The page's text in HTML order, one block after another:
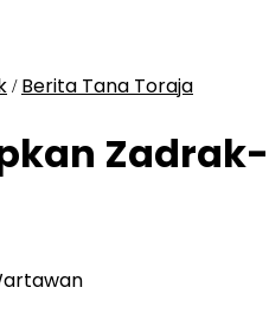
/ Berita Tana Toraja